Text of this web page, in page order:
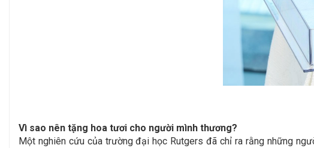
Vì sao nên tặng hoa tươi cho người mình thương?
Một nghiên cứu của trường đại học Rutgers đã chỉ ra rằng những